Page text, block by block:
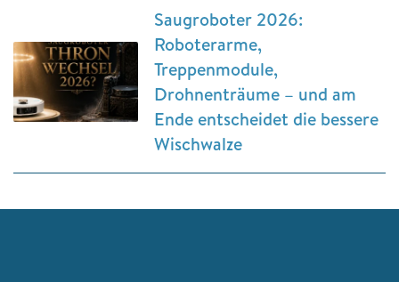
Saugroboter 2026:
Roboterarme,
Treppenmodule,
Drohnenträume – und am
Ende entscheidet die bessere
Wischwalze